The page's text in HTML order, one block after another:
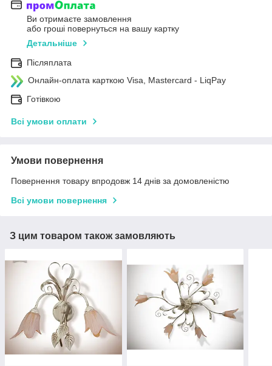
Ви отримаєте замовлення
або гроші повернуться на вашу картку
Детальніше
Післяплата
Онлайн-оплата карткою Visa, Mastercard - LiqPay
Готівкою
Всі умови оплати
Умови повернення
Повернення товару впродовж 14 днів за домовленістю
Всі умови повернення
З цим товаром також замовляють